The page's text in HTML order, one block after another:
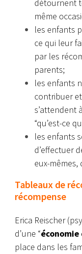
détournent
même
les enfants
ce qui leur
par les
parents;
les enfants
contribuer
s’attendent
“qu’est-ce
les enfants
d’effectuer
eux-mêmes,
Tableaux de
récompense
Erica Reischer
d’une “économie
place dans les